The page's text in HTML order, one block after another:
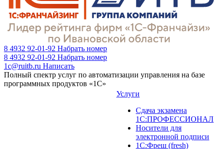
8 4932 92-01-92 Набрать номер
8 4932 92-01-92 Набрать номер
1c@ruitb.ru Написать
Полный спектр услуг по автоматизации управления на базе
программных продуктов «1С»
Услуги
Сдача экзамена
1С:ПРОФЕССИОНАЛ
Носители для
электронной подписи
1С:Фреш (fresh)